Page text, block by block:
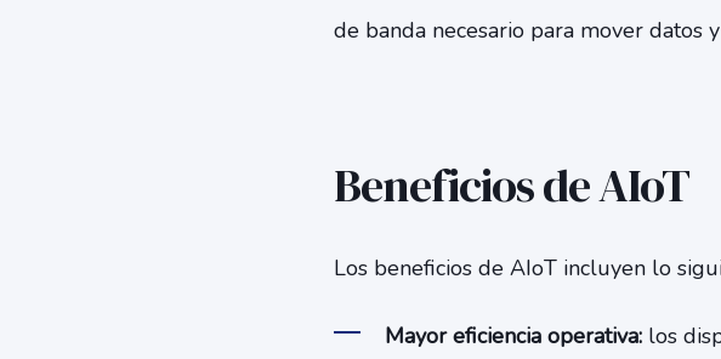
de banda necesario para mover datos
Beneficios de AIoT
Los beneficios de AIoT incluyen lo
Mayor eficiencia operativa:los